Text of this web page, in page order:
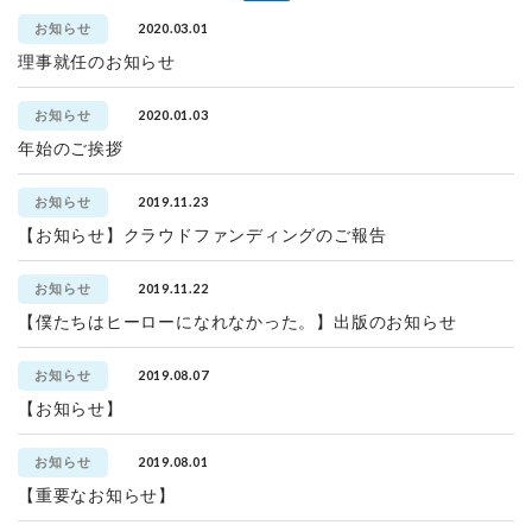
お知らせ 2020.03.01
理事就任のお知らせ
お知らせ 2020.01.03
年始のご挨拶
お知らせ 2019.11.23
【お知らせ】クラウドファンディングのご報告
お知らせ 2019.11.22
【僕たちはヒーローになれなかった。】出版のお知らせ
お知らせ 2019.08.07
【お知らせ】
お知らせ 2019.08.01
【重要なお知らせ】